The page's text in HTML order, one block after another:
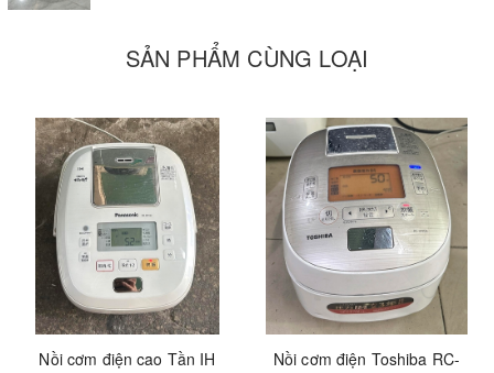
Xoong ĐỒNG, phủ TITAN KIM CƯƠNG
Có chân không giúp cơm lâu thiu, sau 48 tiếng cơm vẫn trắng dẻo
thơm không đổi màu
Điện áp 100v, nấu cơm 167 độ
Nhiều chế độ nấu ăn, nhiều loại gạo
Nồi 1L phù hợp với gia đình từ 3 -5 thành viên
MADE IN JAPAN
Bảo hành 6 tháng
SẢN PHẨM CÙNG LOẠI
Nồi cơm điện cao Tần IH
Nồi cơm điện Toshiba RC-